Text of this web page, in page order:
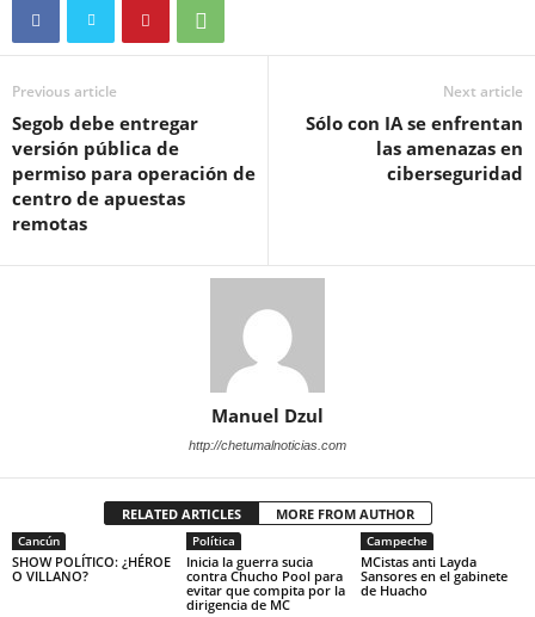
Previous article
Segob debe entregar
versión pública de
permiso para operación de
centro de apuestas
remotas
Next article
Sólo con IA se enfrentan
las amenazas en
ciberseguridad
Manuel Dzul
http://chetumalnoticias.com
RELATED ARTICLES MORE FROM AUTHOR
Cancún
SHOW POLÍTICO: ¿HÉROE
O VILLANO?
Política
Inicia la guerra sucia
contra Chucho Pool para
evitar que compita por la
dirigencia de MC
Campeche
MCistas anti Layda
Sansores en el gabinete
de Huacho